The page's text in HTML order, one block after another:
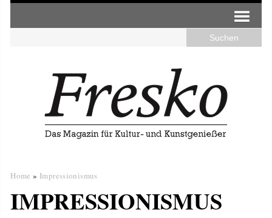
Home » Impressionismus
IMPRESSIONISMUS